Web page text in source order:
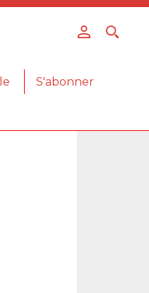
S'abonner